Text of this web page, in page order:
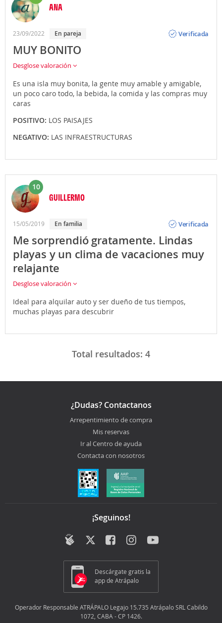
ANA
23/09/2022 En pareja
Verificada
MUY BONITO
Desglose valoración
Es una isla muy bonita, la gente muy amable y amigable,
un poco caro todo, la bebida, la comida y las compras muy
caras
POSITIVO: LOS PAISAJES
NEGATIVO: LAS INFRAESTRUCTURAS
10
GUILLERMO
15/05/2019 En familia
Verificada
Me sorprendió gratamente. Lindas
playas y un clima de vacaciones muy
relajante
Desglose valoración
Ideal para alquilar auto y ser dueño de tus tiempos,
muchas playas para descubrir
Total resultados: 4
¿Dudas? Contactanos
Arrepentimiento de compra
Mis reservas
Ir al Centro de ayuda
Contacta con nosotros
¡Seguinos!
Descárgate gratis la
app de Atrápalo
Operador Responsable ATRÁPALO Legajo 15.735 Atrápalo SRL Cabildo
1072, CABA - CP 1426.